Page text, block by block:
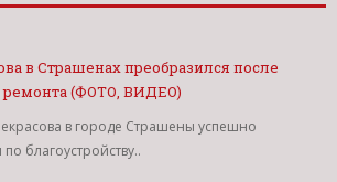
в Страшенах преобразился после
ремонта (ФОТО, ВИДЕО)
в городе Страшены успешно
благоустройству..